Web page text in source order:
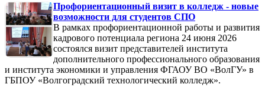
Профориентационный визит в колледж - новые
возможности для студентов СПО
В рамках профориентационной работы и развития
кадрового потенциала региона 24 июня 2026
состоялся визит представителей института
дополнительного профессионального образования
и института экономики и управления ФГАОУ ВО «ВолГУ» в
ГБПОУ «Волгоградский технологический колледж».